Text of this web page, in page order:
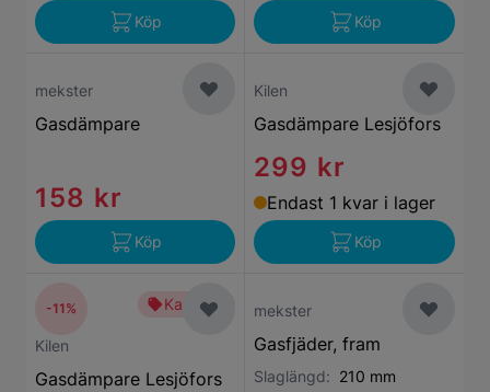
Köp Köp
mekster
Gasdämpare
158 kr
Köp
Kilen
Gasdämpare Lesjöfors
299 kr
Endast 1 kvar i lager
Köp
Kampanj
Kilen
Gasdämpare Lesjöfors
-11% mekster
Gasfjäder, fram
Slaglängd: 210 mm